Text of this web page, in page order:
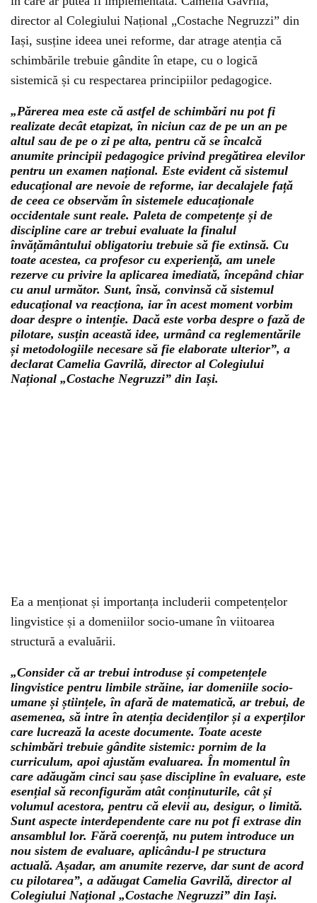
director al Colegiului Național „Costache Negruzzi” din
Iași, susține ideea unei reforme, dar atrage atenția că
schimbările trebuie gândite în etape, cu o logică
sistemică și cu respectarea principiilor pedagogice.
„Părerea mea este că astfel de schimbări nu pot fi
realizate decât etapizat, în niciun caz de pe un an pe
altul sau de pe o zi pe alta, pentru că se încalcă
anumite principii pedagogice privind pregătirea elevilor
pentru un examen național. Este evident că sistemul
educațional are nevoie de reforme, iar decalajele față
de ceea ce observăm în sistemele educaționale
occidentale sunt reale. Paleta de competențe și de
discipline care ar trebui evaluate la finalul
învățământului obligatoriu trebuie să fie extinsă. Cu
toate acestea, ca profesor cu experiență, am unele
rezerve cu privire la aplicarea imediată, începând chiar
cu anul următor. Sunt, însă, convinsă că sistemul
educațional va reacționa, iar în acest moment vorbim
doar despre o intenție. Dacă este vorba despre o fază de
pilotare, susțin această idee, urmând ca reglementările
și metodologiile necesare să fie elaborate ulterior”, a
declarat Camelia Gavrilă, director al Colegiului
Național „Costache Negruzzi” din Iași.
Ea a menționat și importanța includerii competențelor
lingvistice și a domeniilor socio-umane în viitoarea
structură a evaluării.
„Consider că ar trebui introduse și competențele
lingvistice pentru limbile străine, iar domeniile socio-
umane și științele, în afară de matematică, ar trebui, de
asemenea, să intre în atenția decidenților și a experților
care lucrează la aceste documente. Toate aceste
schimbări trebuie gândite sistemic: pornim de la
curriculum, apoi ajustăm evaluarea. În momentul în
care adăugăm cinci sau șase discipline în evaluare, este
esențial să reconfigurăm atât conținuturile, cât și
volumul acestora, pentru că elevii au, desigur, o limită.
Sunt aspecte interdependente care nu pot fi extrase din
ansamblul lor. Fără coerență, nu putem introduce un
nou sistem de evaluare, aplicându-l pe structura
actuală. Așadar, am anumite rezerve, dar sunt de acord
cu pilotarea”, a adăugat Camelia Gavrilă, director al
Colegiului Național „Costache Negruzzi” din Iași.